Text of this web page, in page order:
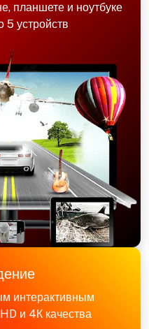
планшете и ноутбуке
5 устройств
интерактивным
и 4К качества